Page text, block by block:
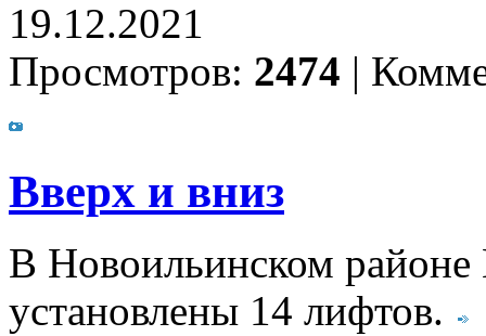
19.12.2021
Просмотров: 2474 |
Вверх и вниз
В Новоильинском районе
установлены 14 лифтов.